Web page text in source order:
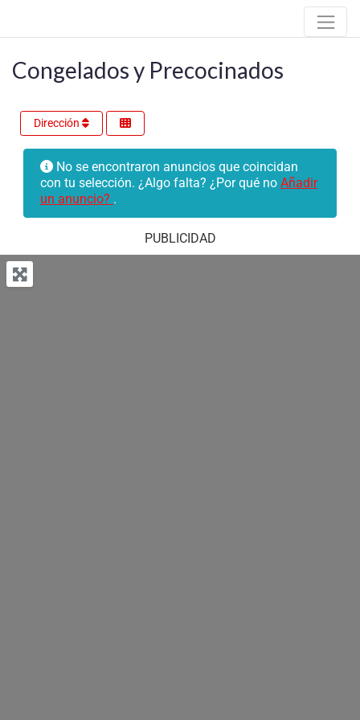
Congelados y Precocinados
Dirección
No se encontraron anuncios que coincidan
con tu selección. ¿Algo falta? ¿Por qué no Añadir
un anuncio? .
PUBLICIDAD